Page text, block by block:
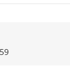
Zur Äußerung